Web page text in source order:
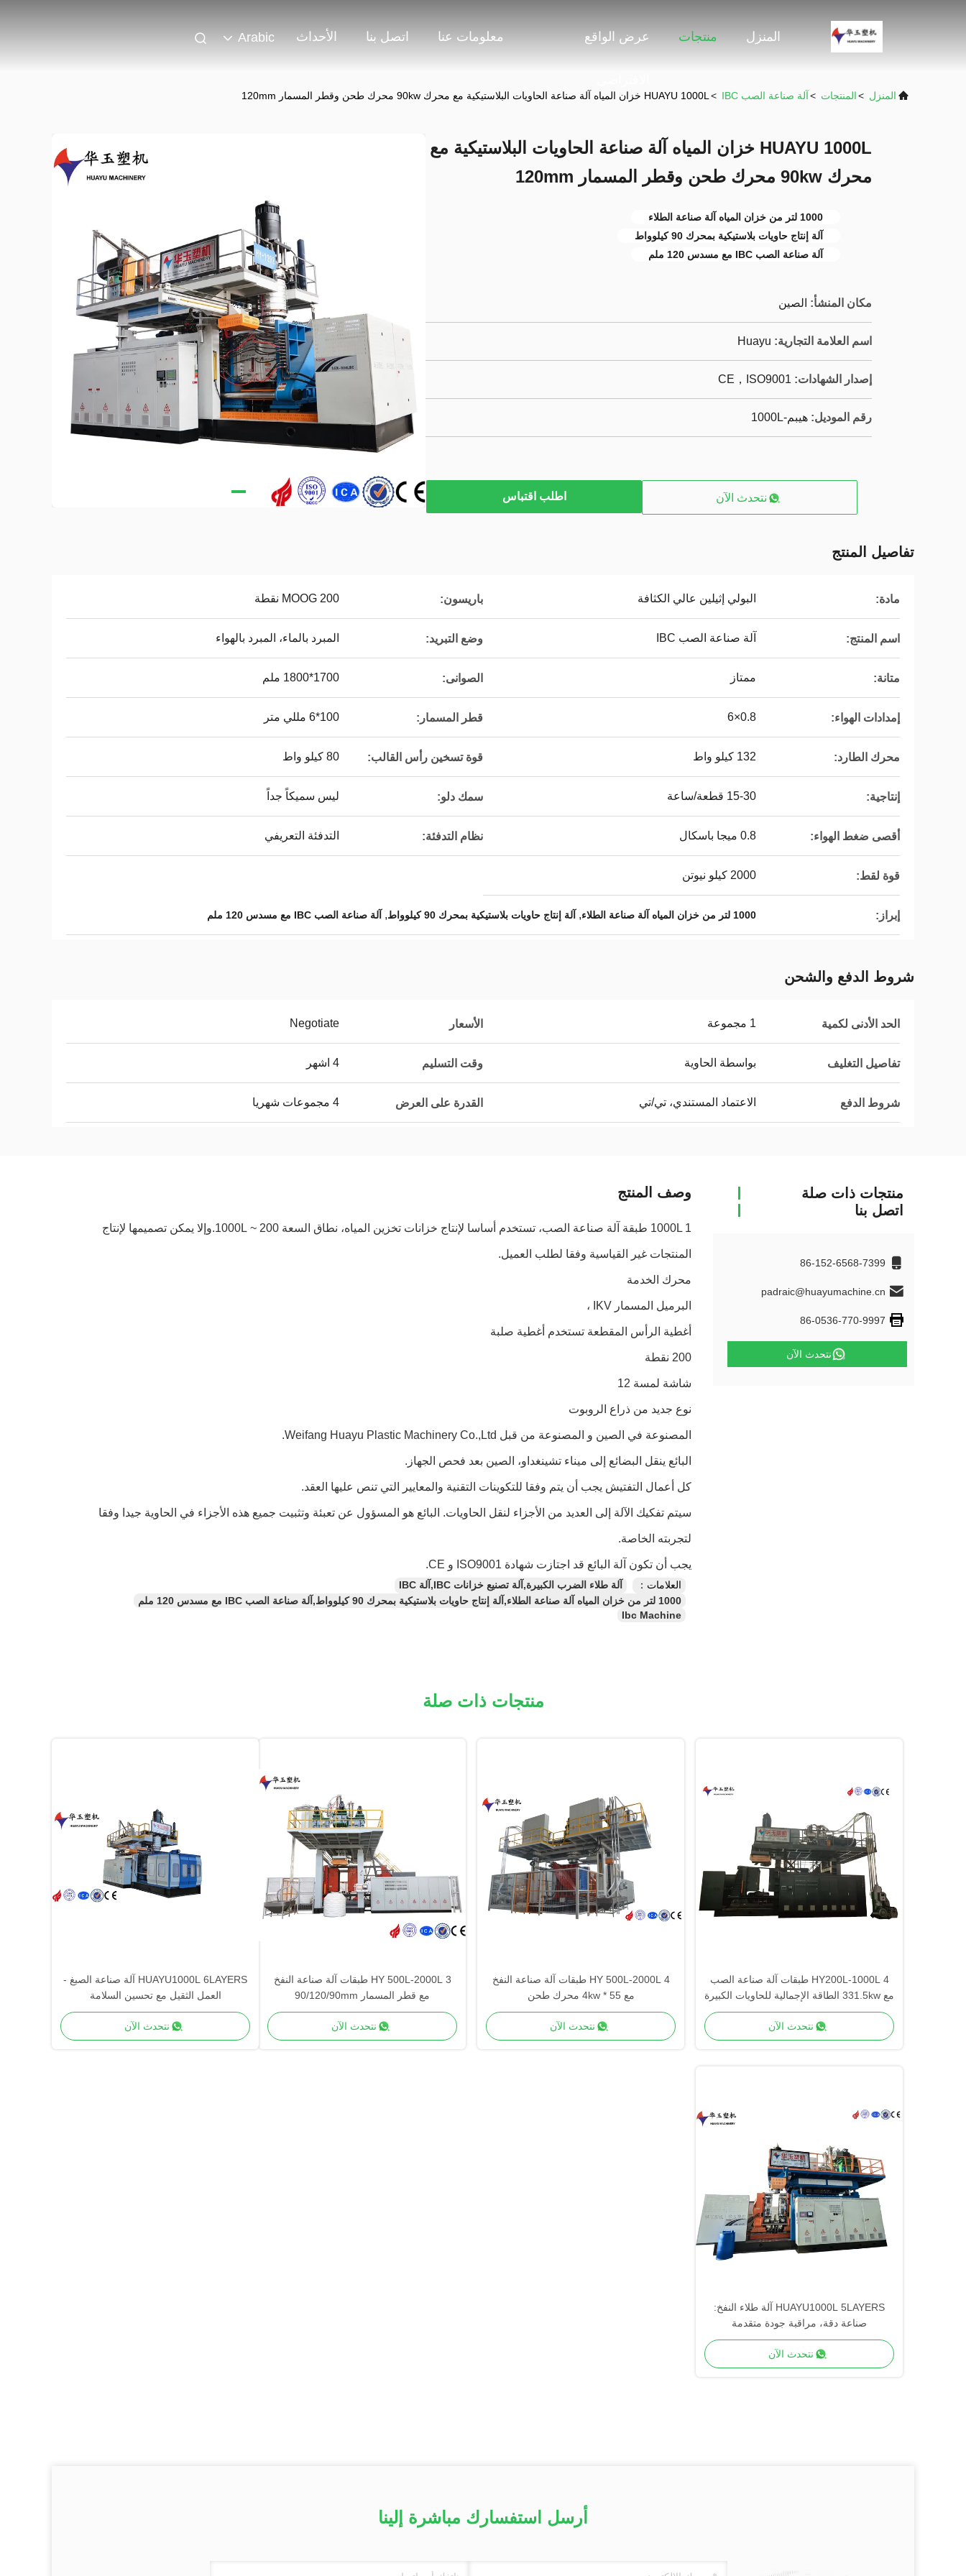
المنزل منتجات عرض الواقع معلومات عنا اتصل بنا الأحداث Arabic
المنزل >المنتجات >آلة صناعة الصب IBC > HUAYU 1000L خزان المياه آلة صناعة الحاويات البلاستيكية مع محرك 90kw محرك طحن وقطر المسمار 120mm
HUAYU 1000L خزان المياه آلة صناعة الحاويات البلاستيكية مع
محرك 90kw محرك طحن وقطر المسمار 120mm
1000 لتر من خزان المياه آلة صناعة الطلاء
آلة إنتاج حاويات بلاستيكية بمحرك 90 كيلوواط
آلة صناعة الصب IBC مع مسدس 120 ملم
مكان المنشأ: الصين
اسم العلامة التجارية: Huayu
إصدار الشهادات: CE，ISO9001
رقم الموديل: هيبم-1000L
نتحدث الآن اطلب اقتباس
تفاصيل المنتج
مادة: البولي إثيلين عالي الكثافة باريسون: MOOG 200 نقطة
اسم المنتج: آلة صناعة الصب IBC وضع التبريد: المبرد بالماء، المبرد بالهواء
متانة: ممتاز الصوانى: 1700*1800 ملم
إمدادات الهواء: 0.8×6 قطر المسمار: 100*6 مللي متر
محرك الطارد: 132 كيلو واط قوة تسخين رأس القالب: 80 كيلو واط
إنتاجية: 15-30 قطعة/ساعة سمك دلو: ليس سميكاً جداً
أقصى ضغط الهواء: 0.8 ميجا باسكال نظام التدفئة: التدفئة التعريفي
قوة لقط: 2000 كيلو نيوتن
إبراز: 1000 لتر من خزان المياه آلة صناعة الطلاء , آلة إنتاج حاويات بلاستيكية بمحرك 90 كيلوواط , آلة صناعة الصب IBC مع مسدس 120 ملم
شروط الدفع والشحن
الحد الأدنى لكمية 1 مجموعة الأسعار Negotiate
تفاصيل التغليف بواسطة الحاوية وقت التسليم 4 اشهر
شروط الدفع الاعتماد المستندي، تي/تي القدرة على العرض 4 مجموعات شهريا
منتجات ذات صلة
اتصل بنا
86-152-6568-7399
padraic@huayumachine.cn
86-0536-770-9997
نتحدث الآن
وصف المنتج
1000L 1 طبقة آلة صناعة الصب، تستخدم أساسا لإنتاج خزانات تخزين المياه، نطاق السعة 200 ~ 1000L.وإلا يمكن تصميمها لإنتاج
المنتجات غير القياسية وفقا لطلب العميل.
محرك الخدمة
البرميل المسمار IKV ،
أغطية الرأس المقطعة تستخدم أغطية صلبة
200 نقطة
شاشة لمسة 12
نوع جديد من ذراع الروبوت
المصنوعة في الصين و المصنوعة من قبل Weifang Huayu Plastic Machinery Co.,Ltd.
البائع ينقل البضائع إلى ميناء تشينغداو، الصين بعد فحص الجهاز.
كل أعمال التفتيش يجب أن يتم وفقا للتكوينات التقنية والمعايير التي تنص عليها العقد.
سيتم تفكيك الآلة إلى العديد من الأجزاء لنقل الحاويات. البائع هو المسؤول عن تعبئة وتثبيت جميع هذه الأجزاء في الحاوية جيدا وفقا
لتجربته الخاصة.
يجب أن تكون آلة البائع قد اجتازت شهادة ISO9001 و CE.
العلامات：
آلة طلاء الضرب الكبيرة,آلة تصنيع خزانات IBC,آلة IBC
1000 لتر من خزان المياه آلة صناعة الطلاء,آلة إنتاج حاويات بلاستيكية بمحرك 90 كيلوواط,آلة صناعة الصب IBC مع مسدس 120 ملم
Ibc Machine
منتجات ذات صلة
HY200L-1000L 4 طبقات آلة صناعة الصب
مع 331.5kw الطاقة الإجمالية للحاويات الكبيرة
نتحدث الآن
HY 500L-2000L 4 طبقات آلة صناعة النفخ
مع 55 * 4kw محرك طحن
نتحدث الآن
HY 500L-2000L 3 طبقات آلة صناعة النفخ
مع قطر المسمار 90/120/90mm
نتحدث الآن
HUAYU1000L 6LAYERS آلة صناعة الصبغ -
العمل الثقيل مع تحسين السلامة
نتحدث الآن
HUAYU1000L 5LAYERS آلة طلاء النفخ:
صناعة دقة، مراقبة جودة متقدمة
نتحدث الآن
أرسل استفسارك مباشرة إلينا